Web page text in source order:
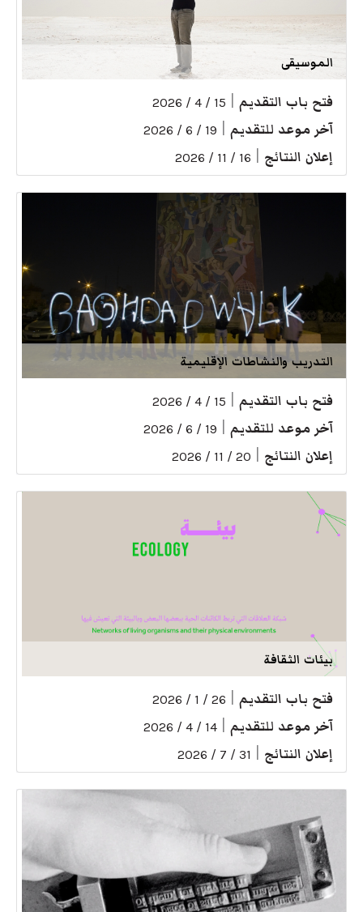
الموسيقى
فتح باب التقديم 15 / 4 / 2026
آخر موعد للتقديم 19 / 6 / 2026
إعلان النتائج 16 / 11 / 2026
التدريب والنشاطات الإقليمية
فتح باب التقديم 15 / 4 / 2026
آخر موعد للتقديم 19 / 6 / 2026
إعلان النتائج 20 / 11 / 2026
بيئات الثقافة
فتح باب التقديم 26 / 1 / 2026
آخر موعد للتقديم 14 / 4 / 2026
إعلان النتائج 31 / 7 / 2026